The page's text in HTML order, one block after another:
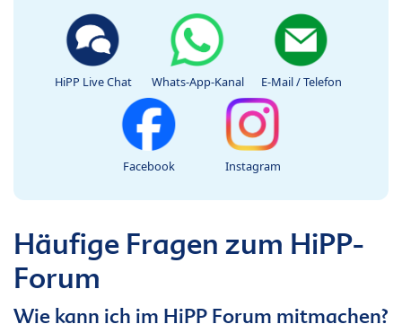
HiPP Live Chat Whats-App-Kanal E-Mail / Telefon
Facebook Instagram
Häufige Fragen zum HiPP-
Forum
Wie kann ich im HiPP Forum mitmachen?